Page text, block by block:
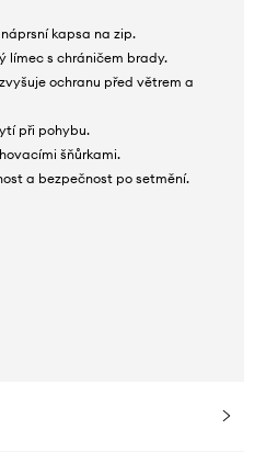
kapsa na zip.
límec s chráničem brady.
ochranu před větrem a
při pohybu.
šňůrkami.
a bezpečnost po setmění.